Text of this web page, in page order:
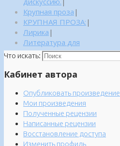
Что искать:
Кабинет автора
Опубликовать произведение
Мои произведения
Полученные рецензии
Написанные рецензии
Восстановление доступа
Изменить профиль
Крупная проза |
КРУПНАЯ ПРОЗА: |
Лирика |
Литература для